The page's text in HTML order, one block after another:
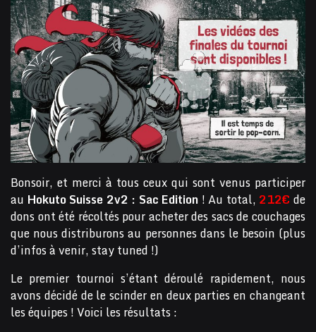
Bonsoir, et merci à tous ceux qui sont venus participer
au Hokuto Suisse 2v2 : Sac Edition ! Au total, 212€ de
dons ont été récoltés pour acheter des sacs de couchages
que nous distriburons au personnes dans le besoin (plus
d’infos à venir, stay tuned !)
Le premier tournoi s’étant déroulé rapidement, nous
avons décidé de le scinder en deux parties en changeant
les équipes ! Voici les résultats :